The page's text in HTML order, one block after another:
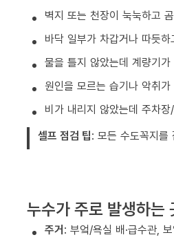
벽지 또는 천장이 눅눅하고
바닥 일부가 차갑거나 따듯
물을 틀지 않았는데 계량기
원인을 모르는 습기나 악취
비가 내리지 않았는데 주차
셀프 점검 팁: 모든 수도꼭지를
누수가 주로 발생하는
주거: 부엌/욕실 배·급수관,